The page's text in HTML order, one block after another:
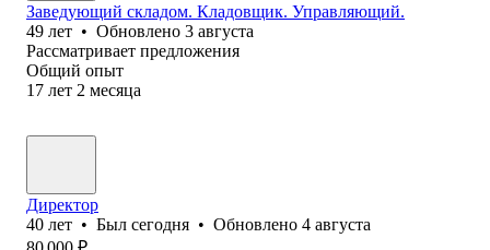
Заведующий складом. Кладовщик. Управляющий.
49 лет • Обновлено 3 августа
Рассматривает предложения
Общий опыт
17 лет 2 месяца
Директор
40 лет • Был сегодня • Обновлено 4 августа